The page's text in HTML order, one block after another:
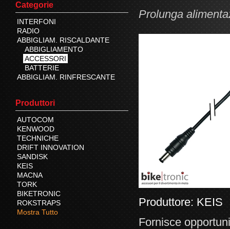
Categorie
INTERFONI
RADIO
ABBIGLIAM. RISCALDANTE
ABBIGLIAMENTO
ACCESSORI
BATTERIE
ABBIGLIAM. RINFRESCANTE
Produttori
AUTOCOM
KENWOOD
TECHNICHE
DRIFT INNOVATION
SANDISK
KEIS
MACNA
TORK
BIKETRONIC
ROKSTRAPS
Mostra Tutto
Prolunga
Produttore: KEIS
Fornisce